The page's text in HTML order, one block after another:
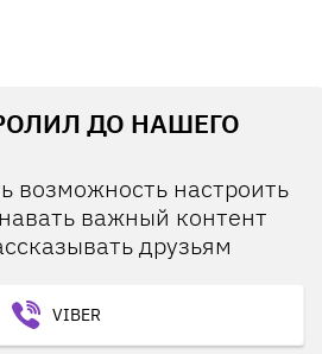
ДО НАШЕГО
возможность настроить
важный контент
друзьям
VIBER